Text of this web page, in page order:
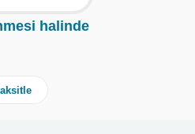
halinde